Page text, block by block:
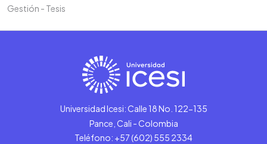
Gestión - Tesis
Universidad Icesi: Calle 18 No. 122-135
Pance, Cali - Colombia
Teléfono: +57 (602) 555 2334